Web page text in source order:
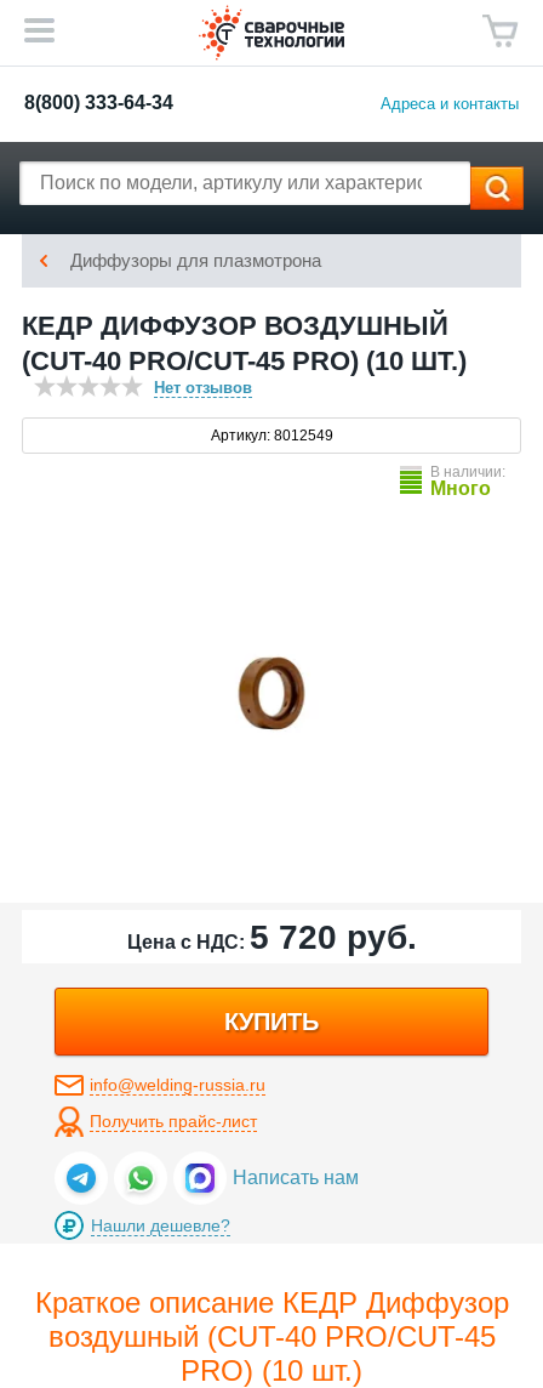
8(800) 333-64-34 Адреса и контакты
Диффузоры для плазмотрона
КЕДР ДИФФУЗОР ВОЗДУШНЫЙ
(CUT-40 PRO/CUT-45 PRO) (10 ШТ.)
Нет отзывов
Артикул: 8012549
В наличии:
Много
Цена с НДС: 5 720 руб.
КУПИТЬ
info@welding-russia.ru
Получить прайс-лист
Написать нам
Нашли дешевле?
Краткое описание КЕДР Диффузор
воздушный (CUT-40 PRO/CUT-45
PRO) (10 шт.)